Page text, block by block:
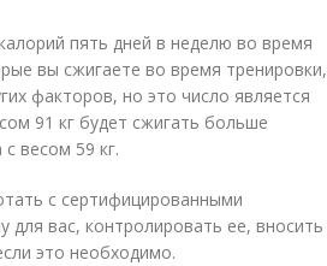
пять дней в неделю во время
вы сжигаете во время тренировки,
факторов, но это число является
91 кг будет сжигать больше
весом 59 кг.
с сертифицированными
для вас, контролировать ее, вносить
это необходимо.